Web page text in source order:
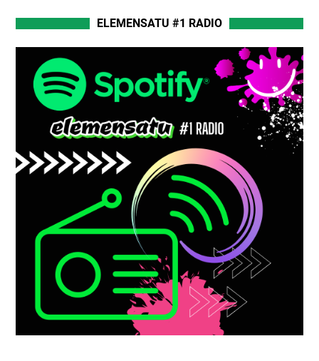
ELEMENSATU #1 RADIO